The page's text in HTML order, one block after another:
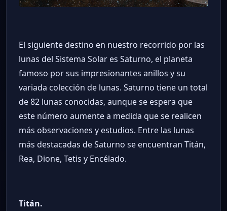
El siguiente destino en nuestro recorrido por las
lunas del Sistema Solar es Saturno, el planeta
famoso por sus impresionantes anillos y su
variada colección de lunas. Saturno tiene un total
de 82 lunas conocidas, aunque se espera que
este número aumente a medida que se realicen
más observaciones y estudios. Entre las lunas
más destacadas de Saturno se encuentran Titán,
Rea, Dione, Tetis y Encélado.
Titán.